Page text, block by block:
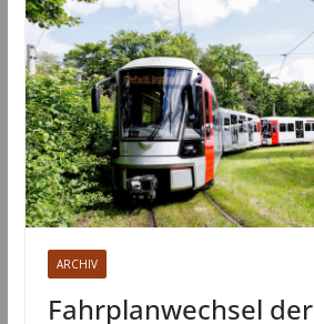
ARCHIV
Fahrplanwechsel der